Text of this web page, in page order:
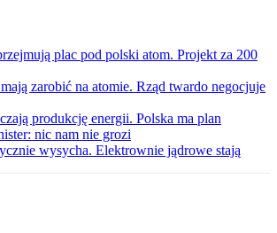
plac pod polski atom. Projekt za 200
zarobić na atomie. Rząd twardo negocjuje
produkcję energii. Polska ma plan
nic nam nie grozi
wysycha. Elektrownie jądrowe stają